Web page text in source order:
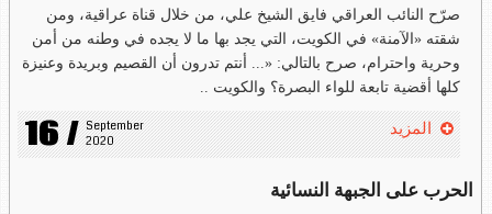
صرّح النائب العراقي فايق الشيخ علي، من خلال قناة عراقية، ومن
شقته «الآمنة» في الكويت، التي يجد بها ما لا يجده في وطنه من أمن
وحرية واحترام، صرح بالتالي: «... أنتم تدرون أن القصيم وبريدة وعنيزة
كلها أقضية تابعة للواء البصرة؟ والكويت ..
16 / September
2020
المزيد
الحرب على الجبهة النسائية